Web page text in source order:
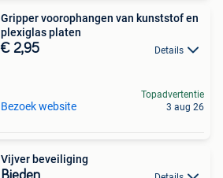
Gripper voorophangen van kunststof en
plexiglas platen
€ 2,95 Details
Bezoek website
Topadvertentie
3 aug 26
Vijver beveiliging